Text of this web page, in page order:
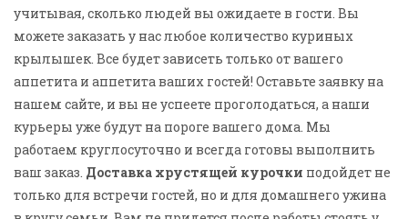
учитывая, сколько людей вы ожидаете в гости. Вы
можете заказать у нас любое количество куриных
крылышек. Все будет зависеть только от вашего
аппетита и аппетита ваших гостей! Оставьте заявку на
нашем сайте, и вы не успеете проголодаться, а наши
курьеры уже будут на пороге вашего дома. Мы
работаем круглосуточно и всегда готовы выполнить
ваш заказ. Доставка хрустящей курочки подойдет не
только для встречи гостей, но и для домашнего ужина